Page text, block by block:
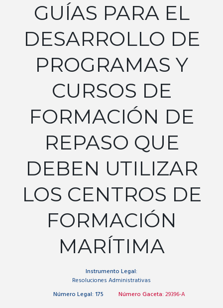
GUÍAS PARA EL
DESARROLLO DE
PROGRAMAS Y
CURSOS DE
FORMACIÓN DE
REPASO QUE
DEBEN UTILIZAR
LOS CENTROS DE
FORMACIÓN
MARÍTIMA
Instrumento Legal:
Resoluciones Administrativas
Número Legal: 175 Número Gaceta: 29396-A